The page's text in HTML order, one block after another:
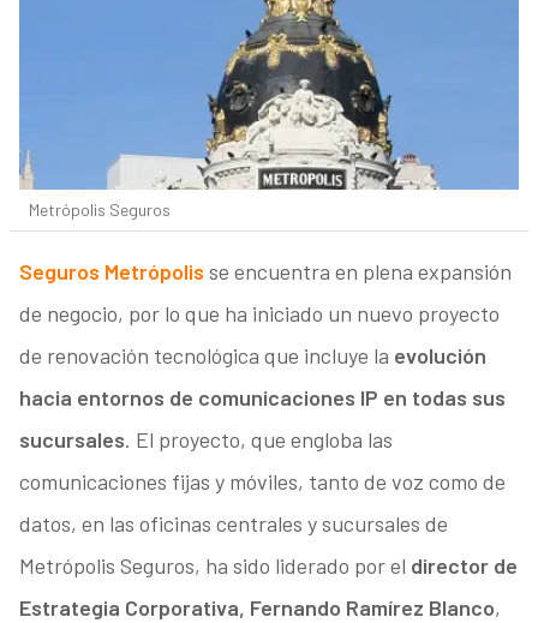
Metrópolis Seguros
Seguros Metrópolis se encuentra en plena expansión
de negocio, por lo que ha iniciado un nuevo proyecto
de renovación tecnológica que incluye la evolución
hacia entornos de comunicaciones IP en todas sus
sucursales. El proyecto, que engloba las
comunicaciones fijas y móviles, tanto de voz como de
datos, en las oficinas centrales y sucursales de
Metrópolis Seguros, ha sido liderado por el director de
Estrategia Corporativa, Fernando Ramírez Blanco,